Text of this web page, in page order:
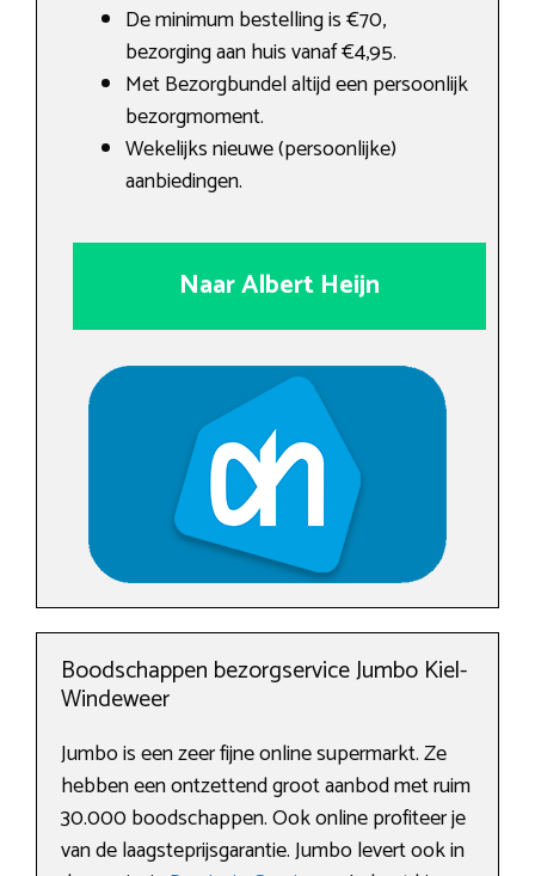
De minimum bestelling is €70,
bezorging aan huis vanaf €4,95.
Met Bezorgbundel altijd een persoonlijk
bezorgmoment.
Wekelijks nieuwe (persoonlijke)
aanbiedingen.
Naar Albert Heijn
Boodschappen bezorgservice Jumbo Kiel-
Windeweer
Jumbo is een zeer fijne online supermarkt. Ze
hebben een ontzettend groot aanbod met ruim
30.000 boodschappen. Ook online profiteer je
van de laagsteprijsgarantie. Jumbo levert ook in